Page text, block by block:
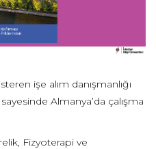
işe alım danışmanlığı
Almanya’da çalışma
Fizyoterapi ve